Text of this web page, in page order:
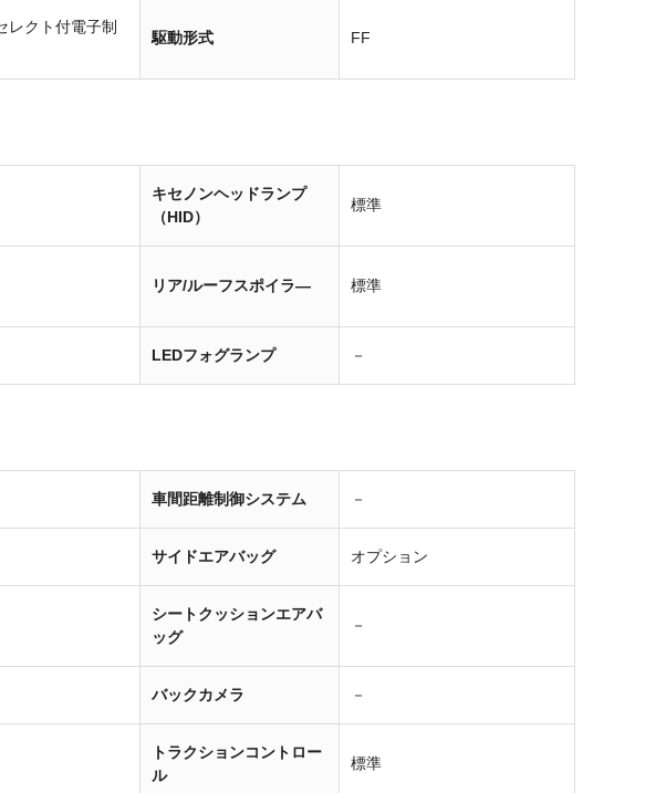
レクト付電子制
駆動形式 FF
キセノンヘッドランプ
（HID）
標準
リア/ルーフスポイラ― 標準
LEDフォグランプ －
車間距離制御システム －
サイドエアバッグ オプション
シートクッションエアバ
ッグ
－
バックカメラ －
トラクションコントロー
ル
標準